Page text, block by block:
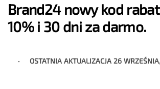
Brand24 nowy kod
10% i 30 dni za darmo.
OSTATNIA AKTUALIZACJA 26